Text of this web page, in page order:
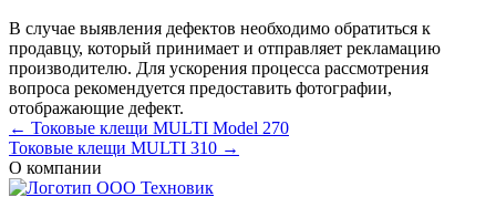
В случае выявления дефектов необходимо обратиться к
продавцу, который принимает и отправляет рекламацию
производителю. Для ускорения процесса рассмотрения
вопроса рекомендуется предоставить фотографии,
отображающие дефект.
← Токовые клещи MULTI Model 270
Токовые клещи MULTI 310 →
О компании